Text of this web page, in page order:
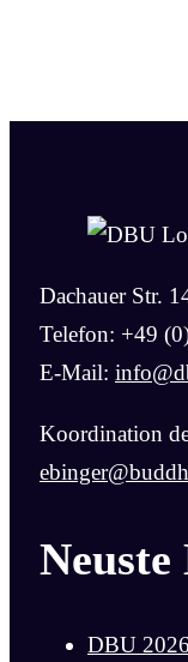
Dachauer Str.
Telefon: +49
E-Mail:
Koordination
Neuste
DBU